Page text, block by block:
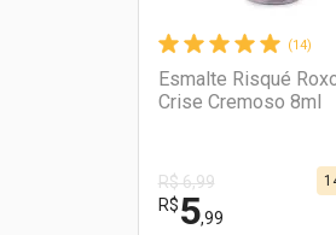
(14)
Esmalte Risqué
Crise Cremoso 8ml
R$ 6,99
R$5,99